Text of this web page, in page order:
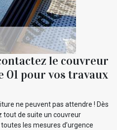
le couvreur
pour vos travaux
ne peuvent pas attendre ! Dès
tout de suite un couvreur
les mesures d’urgence